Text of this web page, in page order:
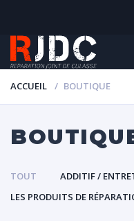
ACCUEIL BOUTIQUE
TOUT
ADDITIF /
LES PRODUITS DE